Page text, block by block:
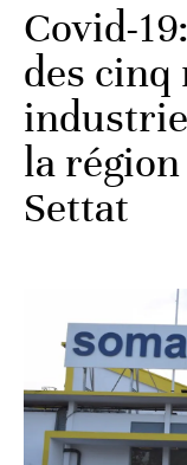
Covid-
des cinq
la région
Settat